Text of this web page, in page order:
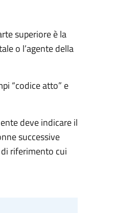
superiore è la
o l’agente della
“codice atto” e
deve indicare il
successive
riferimento cui